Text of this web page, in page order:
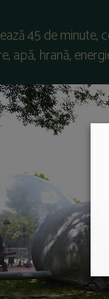
45 de minute,
apă, hrană,